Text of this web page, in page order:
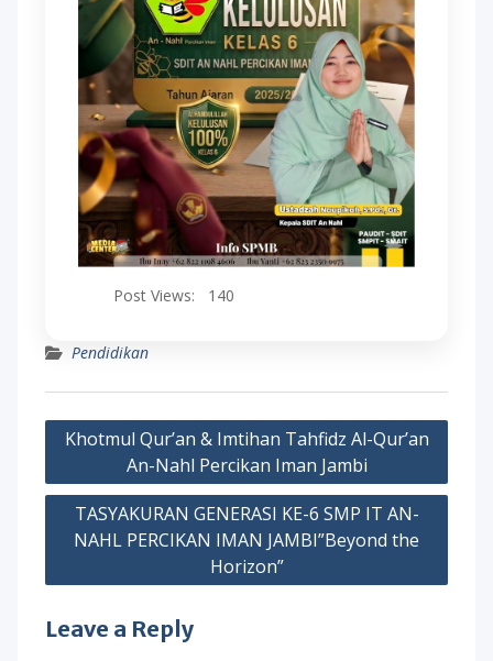
Post Views: 140
Pendidikan
Post
navigation
Khotmul Qur’an & Imtihan Tahfidz Al-Qur’an
An-Nahl Percikan Iman Jambi
TASYAKURAN GENERASI KE-6 SMP IT AN-
NAHL PERCIKAN IMAN JAMBI”Beyond the
Horizon”
Leave a Reply